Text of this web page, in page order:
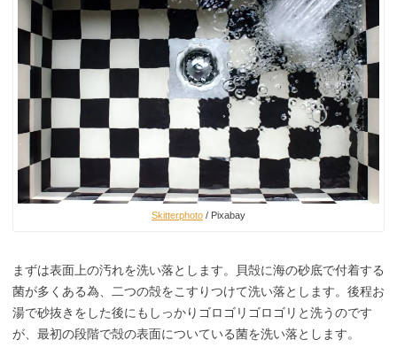
Skitterphoto / Pixabay
まずは表面上の汚れを洗い落とします。貝殻に海の砂底で付着する
菌が多くある為、二つの殻をこすりつけて洗い落とします。後程お
湯で砂抜きをした後にもしっかりゴロゴリゴロゴリと洗うのです
が、最初の段階で殻の表面についている菌を洗い落とします。